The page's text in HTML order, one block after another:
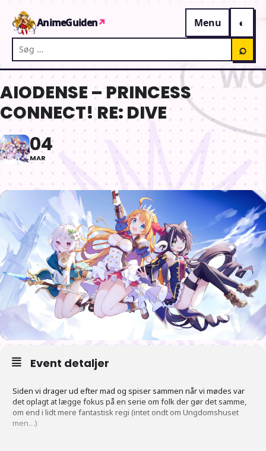
AnimeGuiden↗
Menu
Søg på AnimeGuiden
⌕
AIODENSE – PRINCESS
CONNECT! RE: DIVE
04
MAR
Event detaljer
Siden vi drager ud efter mad og spiser sammen når vi mødes var
det oplagt at lægge fokus på en serie om folk der gør det samme,
om end i lidt mere fantastisk regi (intet ondt om Ungdomshuset
men…)